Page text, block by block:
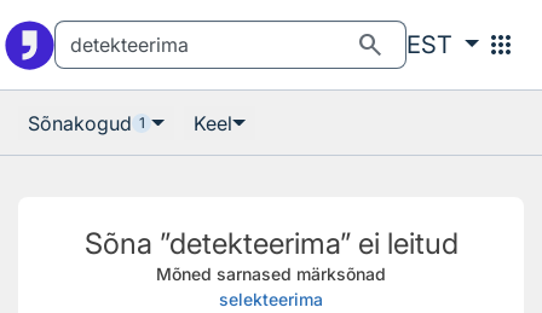
search EST apps
Sõnakogud 1 Keel
Sõna ”detekteerima” ei leitud
Mõned sarnased märksõnad
selekteerima